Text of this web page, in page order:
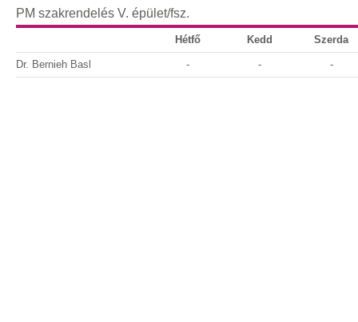
PM szakrendelés V. épület/fsz.
Hétfő Kedd Szerda
Dr. Bernieh Basl - - -